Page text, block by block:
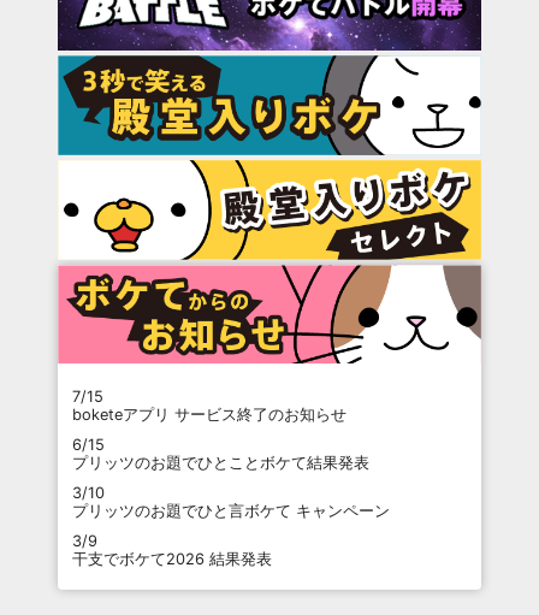
7/15
boketeアプリ サービス終了のお知らせ
6/15
プリッツのお題でひとことボケて結果発表
3/10
プリッツのお題でひと言ボケて キャンペーン
3/9
干支でボケて2026 結果発表